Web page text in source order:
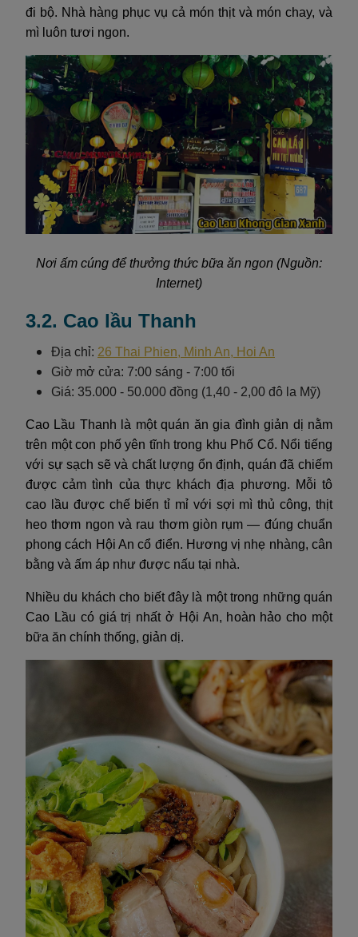
đi bộ. Nhà hàng phục vụ cả món thịt và món chay, và
mì luôn tươi ngon.
Nơi ấm cúng để thưởng thức bữa ăn ngon (Nguồn:
Internet)
3.2. Cao lầu Thanh
Địa chỉ: 26 Thai Phien, Minh An, Hoi An
Giờ mở cửa: 7:00 sáng - 7:00 tối
Giá: 35.000 - 50.000 đồng (1,40 - 2,00 đô la Mỹ)
Cao Lầu Thanh là một quán ăn gia đình giản dị nằm
trên một con phố yên tĩnh trong khu Phố Cổ. Nổi tiếng
với sự sạch sẽ và chất lượng ổn định, quán đã chiếm
được cảm tình của thực khách địa phương. Mỗi tô
cao lầu được chế biến tỉ mỉ với sợi mì thủ công, thịt
heo thơm ngon và rau thơm giòn rụm — đúng chuẩn
phong cách Hội An cổ điển. Hương vị nhẹ nhàng, cân
bằng và ấm áp như được nấu tại nhà.
Nhiều du khách cho biết đây là một trong những quán
Cao Lầu có giá trị nhất ở Hội An, hoàn hảo cho một
bữa ăn chính thống, giản dị.